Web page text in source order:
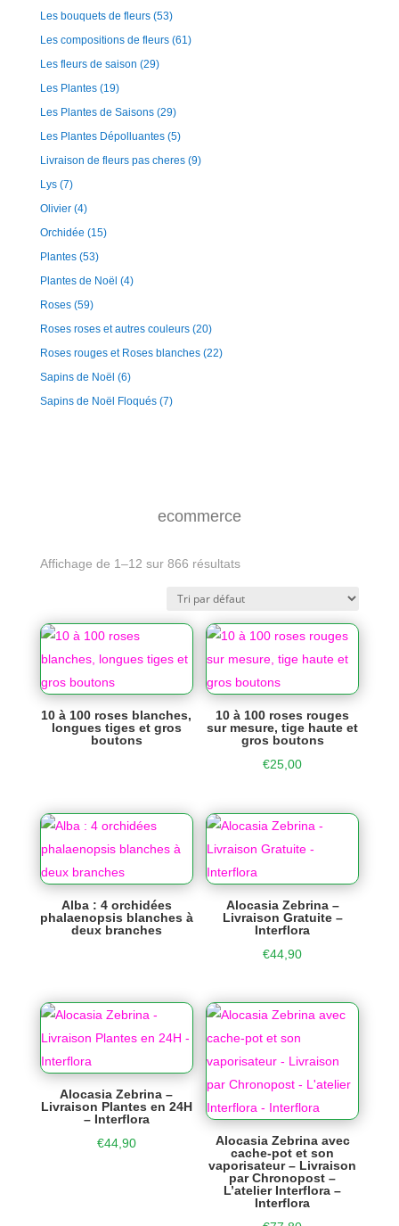
Les bouquets de fleurs (53)
Les compositions de fleurs (61)
Les fleurs de saison (29)
Les Plantes (19)
Les Plantes de Saisons (29)
Les Plantes Dépolluantes (5)
Livraison de fleurs pas cheres (9)
Lys (7)
Olivier (4)
Orchidée (15)
Plantes (53)
Plantes de Noël (4)
Roses (59)
Roses roses et autres couleurs (20)
Roses rouges et Roses blanches (22)
Sapins de Noël (6)
Sapins de Noël Floqués (7)
ecommerce
Affichage de 1–12 sur 866 résultats
10 à 100 roses blanches,
longues tiges et gros
boutons
10 à 100 roses rouges
sur mesure, tige haute et
gros boutons
€25,00
Alba : 4 orchidées
phalaenopsis blanches à
deux branches
Alocasia Zebrina –
Livraison Gratuite –
Interflora
€44,90
Alocasia Zebrina –
Livraison Plantes en 24H
– Interflora
€44,90
Alocasia Zebrina avec
cache-pot et son
vaporisateur – Livraison
par Chronopost –
L’atelier Interflora –
Interflora